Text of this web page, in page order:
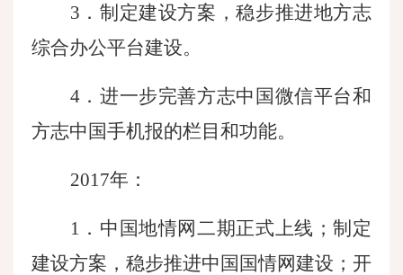
3．制定建设方案，稳步推进地方志
综合办公平台建设。
4．进一步完善方志中国微信平台和
方志中国手机报的栏目和功能。
2017年：
1．中国地情网二期正式上线；制定
建设方案，稳步推进中国国情网建设；开